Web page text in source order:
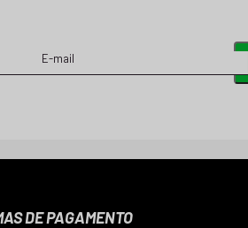
DE PAGAMENTO